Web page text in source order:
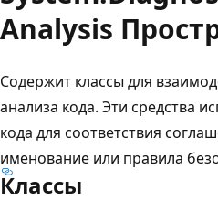
Analysis
Содержит классы для
анализа кода. Эти средства
кода для соответствия
именование или правила
Классы